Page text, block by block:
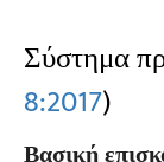
Σύστημα
8:2017)